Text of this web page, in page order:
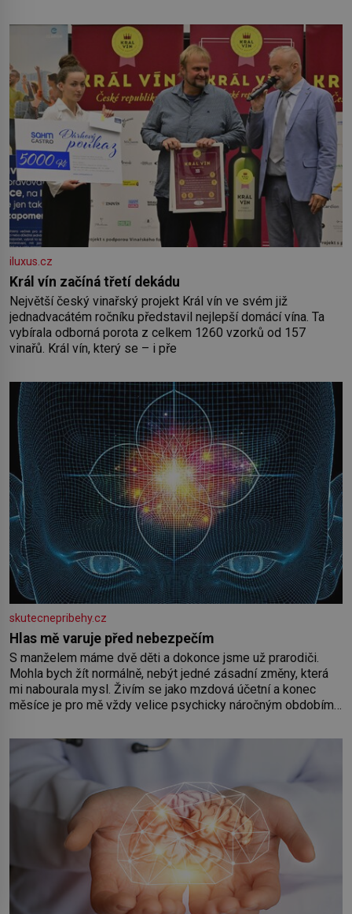
by pokoj miminka měl působit především klidně a útulně.
Předškolní věk je
iluxus.cz
Král vín začíná třetí dekádu
Největší český vinařský projekt Král vín ve svém již
jednadvacátém ročníku představil nejlepší domácí vína. Ta
vybírala odborná porota z celkem 1260 vzorků od 157
vinařů. Král vín, který se – i pře
skutecnepribehy.cz
Hlas mě varuje před nebezpečím
S manželem máme dvě děti a dokonce jsme už prarodiči.
Mohla bych žít normálně, nebýt jedné zásadní změny, která
mi nabourala mysl. Živím se jako mzdová účetní a konec
měsíce je pro mě vždy velice psychicky náročným obdobím.
o pomoc, co se hlídání týče. Dalo by se